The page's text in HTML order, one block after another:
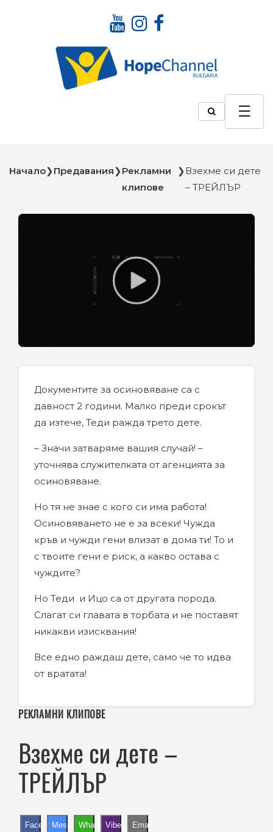
Начало❯Предавания❯Рекламни
клипове
❯Взехме си дете
– ТРЕЙЛЪР
P
d
o
Документите за осиновяване са с
давност 2 години. Малко преди срокът
да изтече, Теди ражда трето дете.
– Значи затваряме вашия случай! –
уточнява служителката от агенцията за
осиновяване.
Но тя не знае с кого си има работа!
Осиновяването не е за всеки! Чужда
кръв и чужди гени влизат в дома ти! То и
с твоите гени е риск, а какво остава с
чуждите?
Но Теди и Ицо са от другата порода.
Слагат си главата в торбата и не поставят
никакви изисквания!
Все едно раждаш дете, само че то идва
от вратата!
РЕКЛАМНИ КЛИПОВЕ
Взехме си дете –
ТРЕЙЛЪР
FacebookMessengerWhatsApp
Viber Email